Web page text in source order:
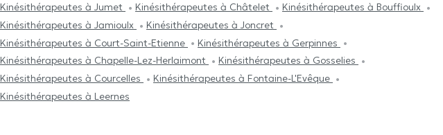
Kinésithérapeutes à Jumet
Kinésithérapeutes à Châtelet
Kinésithérapeutes à Bouffioulx
Kinésithérapeutes à Jamioulx
Kinésithérapeutes à Joncret
Kinésithérapeutes à Court-Saint-Etienne
Kinésithérapeutes à Gerpinnes
Kinésithérapeutes à Chapelle-Lez-Herlaimont
Kinésithérapeutes à Gosselies
Kinésithérapeutes à Courcelles
Kinésithérapeutes à Fontaine-L'Evêque
Kinésithérapeutes à Leernes